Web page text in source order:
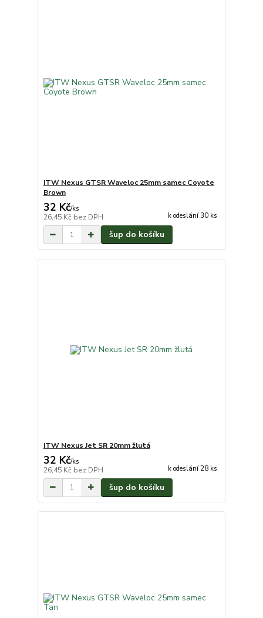
ITW Nexus GTSR Waveloc 25mm samec Coyote
Brown
32 Kč/ks
26,45 Kč bez DPH k odeslání 30 ks
šup do košíku
ITW Nexus Jet SR 20mm žlutá
32 Kč/ks
26,45 Kč bez DPH k odeslání 28 ks
šup do košíku